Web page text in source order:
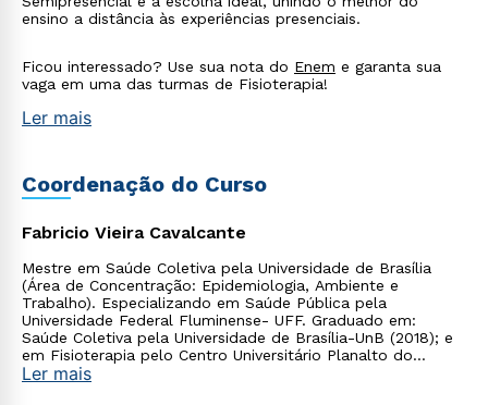
ensino a distância às experiências presenciais.
Ficou interessado? Use sua nota do Enem e garanta sua
vaga em uma das turmas de Fisioterapia!
Ler mais
Coordenação do Curso
Fabricio Vieira Cavalcante
Mestre em Saúde Coletiva pela Universidade de Brasília
(Área de Concentração: Epidemiologia, Ambiente e
Trabalho). Especializando em Saúde Pública pela
Universidade Federal Fluminense- UFF. Graduado em:
Saúde Coletiva pela Universidade de Brasília-UnB (2018); e
em Fisioterapia pelo Centro Universitário Planalto do
Distrito Federal (2017).
Ler mais
autorizo que meus dados sejam utilizados para o